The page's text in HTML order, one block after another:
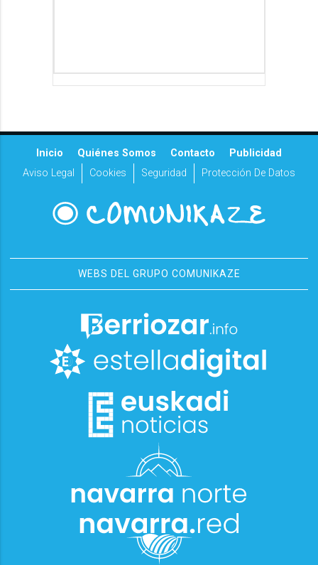
Inicio Quiénes Somos Contacto
Publicidad
Aviso Legal
Cookies Seguridad Protección De Datos
WEBS DEL GRUPO COMUNIKAZE